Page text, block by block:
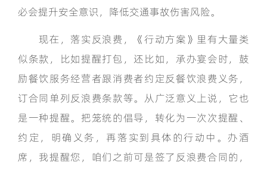
必会提升安全意识，降低交通事故伤害风险。
现在，落实反浪费，《行动方案》里有大量类
似条款，比如提醒打包，还比如，承办宴会时，鼓
励餐饮服务经营者跟消费者约定反餐饮浪费义务，
订合同单列反浪费条款等。从广泛意义上说，它也
是一种提醒。把笼统的倡导，转化为一次次提醒、
约定，明确义务，再落实到具体的行动中。办酒
席，我提醒您，咱们之前可是签了反浪费合同的，